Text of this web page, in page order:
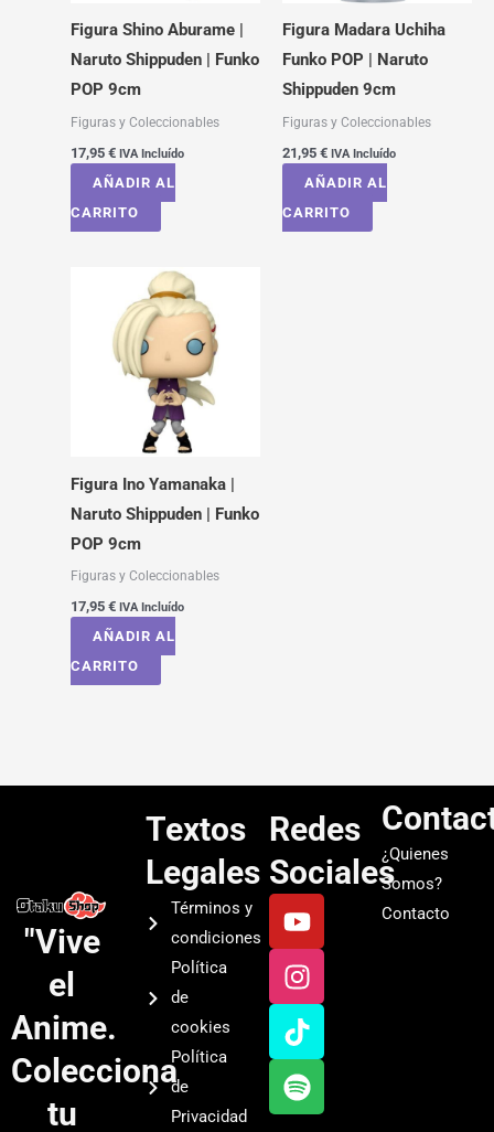
Figura Shino Aburame |
Naruto Shippuden | Funko
POP 9cm
Figuras y Coleccionables
17,95 € IVA Incluído
AÑADIR AL
CARRITO
Figura Madara Uchiha
Funko POP | Naruto
Shippuden 9cm
Figuras y Coleccionables
21,95 € IVA Incluído
AÑADIR AL
CARRITO
Figura Ino Yamanaka |
Naruto Shippuden | Funko
POP 9cm
Figuras y Coleccionables
17,95 € IVA Incluído
AÑADIR AL
CARRITO
"Vive
el
Anime.
Colecciona
tu
Textos
Legales
Términos y
condiciones
Política
de
cookies
Política
de
Privacidad
Redes
Sociales
Y
o
u
t
u
b
e
I
n
s
t
a
g
r
a
T
i
k
t
o
k
S
p
o
t
i
f
y
¿Quienes
Somos?
Contacto